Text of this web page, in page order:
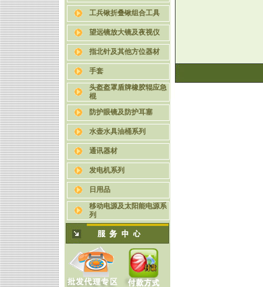
工兵锹折叠锹组合工具
望远镜放大镜及夜视仪
指北针及其他方位器材
手套
头盔盔罩盾牌橡胶辊应急
棍
防护眼镜及防护耳塞
水壶水具油桶系列
通讯器材
发电机系列
日用品
移动电源及太阳能电源系
列